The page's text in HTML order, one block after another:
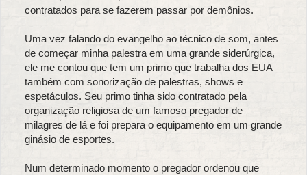
contratados para se fazerem passar por demônios.
Uma vez falando do evangelho ao técnico de som, antes
de começar minha palestra em uma grande siderúrgica,
ele me contou que tem um primo que trabalha dos EUA
também com sonorização de palestras, shows e
espetáculos. Seu primo tinha sido contratado pela
organização religiosa de um famoso pregador de
milagres de lá e foi prepara o equipamento em um grande
ginásio de esportes.
Num determinado momento o pregador ordenou que